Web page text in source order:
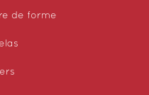
de forme